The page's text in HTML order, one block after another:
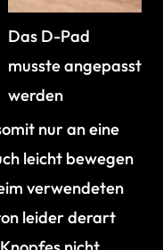
Das D-Pad
musste angepasst
werden
nur an eine
leicht bewegen
verwendeten
leider derart